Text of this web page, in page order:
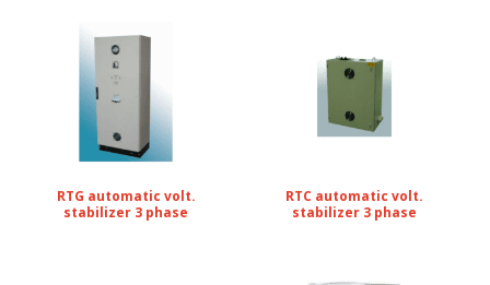
RTG automatic volt.
stabilizer 3 phase
RTC automatic volt.
stabilizer 3 phase